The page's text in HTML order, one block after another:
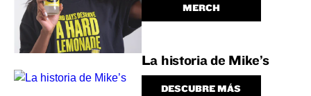
MERCH
La historia de Mike’s
DESCUBRE MÁS